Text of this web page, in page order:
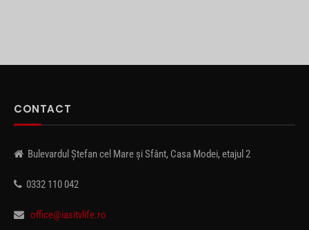
CONTACT
Bulevardul Ștefan cel Mare și Sfânt, Casa Modei, etajul 2
0332 110 042
office@iasitvlife.ro